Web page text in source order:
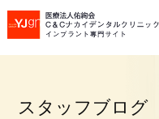
スタッフブログ